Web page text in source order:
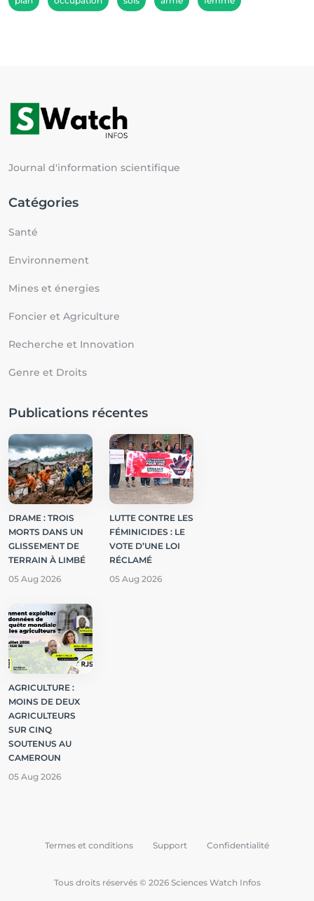
Journal d'information scientifique
Catégories
Santé
Environnement
Mines et énergies
Foncier et Agriculture
Recherche et Innovation
Genre et Droits
Publications récentes
DRAME : TROIS
MORTS DANS UN
GLISSEMENT DE
TERRAIN À LIMBÉ
05 Aug 2026
LUTTE CONTRE LES
FÉMINICIDES : LE
VOTE D’UNE LOI
RÉCLAMÉ
05 Aug 2026
AGRICULTURE :
MOINS DE DEUX
AGRICULTEURS
SUR CINQ
SOUTENUS AU
CAMEROUN
05 Aug 2026
Tous droits réservés © 2026 Sciences Watch Infos
Termes et conditions Support Confidentialité